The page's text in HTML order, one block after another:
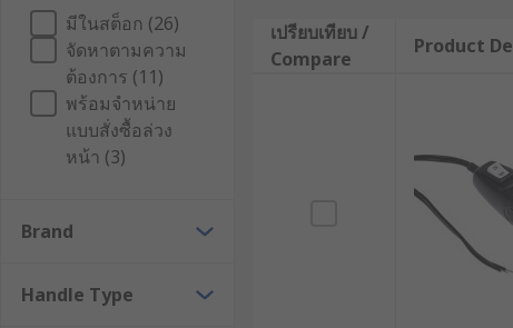
accomplish many tasks that would be
plunge cut into hardwood or undercut a
and screws flush.
Rotary Tools
- They are highly versatile, as
allow for sawing and sanding, cutting and
depending on the task and material you are
มีในสต็อก (26)
จัดหาตามความ
ต้องการ (11)
พร้อมจำหน่าย
แบบสั่งซื้อล่วง
หน้า (3)
Brand
Handle Type
เปรียบเทียบ /
Compare
Product